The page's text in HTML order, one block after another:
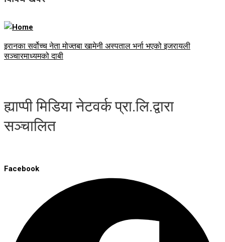
इरानका सर्वोच्च नेता मोज्तबा खामेनी अस्पताल भर्ना भएको इजरायली
सञ्चारमाध्यमको दाबी
ह्याप्पी मिडिया नेटवर्क प्रा.लि.द्वारा
सञ्चालित
Facebook